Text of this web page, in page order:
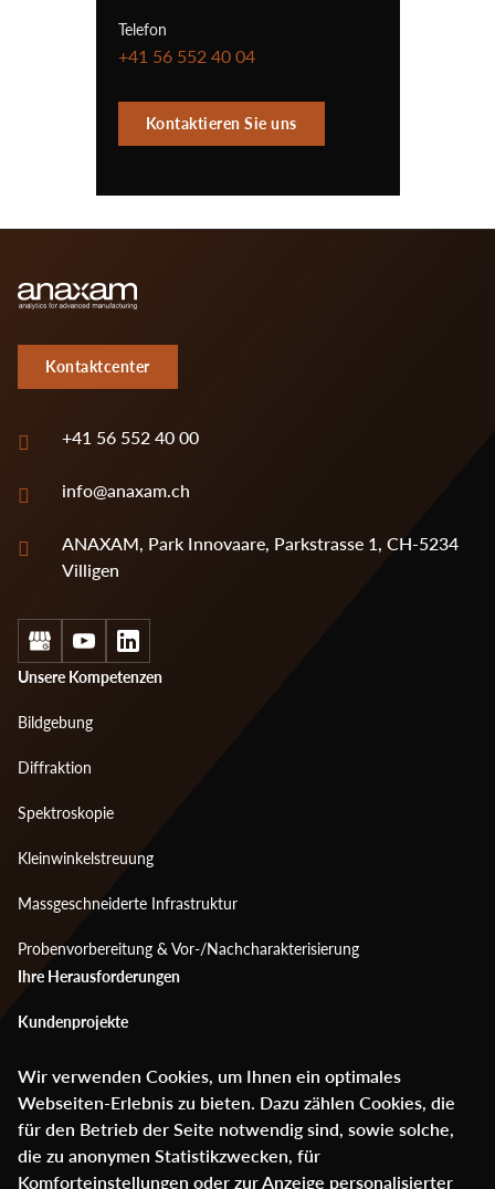
Telefon
+41 56 552 40 04
Kontaktieren Sie uns
Kontaktcenter
+41 56 552 40 00
info@anaxam.ch
ANAXAM, Park Innovaare, Parkstrasse 1, CH-5234
Villigen
Social
Footer
menu
1
Unsere Kompetenzen
Bildgebung
Diffraktion
Spektroskopie
Kleinwinkelstreuung
Massgeschneiderte Infrastruktur
Probenvorbereitung & Vor-/Nachcharakterisierung
Footer
menu
2
Ihre Herausforderungen
Kundenprojekte
Mediencenter
Über ANAXAM
Glossar
Wir verwenden Cookies, um Ihnen ein optimales
Webseiten-Erlebnis zu bieten. Dazu zählen Cookies, die
für den Betrieb der Seite notwendig sind, sowie solche,
die zu anonymen Statistikzwecken, für
Komforteinstellungen oder zur Anzeige personalisierter